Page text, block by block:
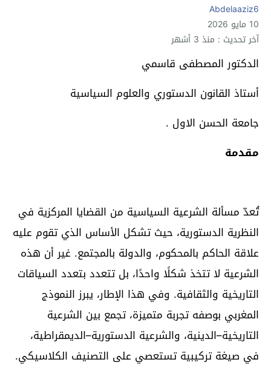
Abdelaaziz6
10 مايو 2026
آخر تحديث : منذ 3 أشهر
الدكتور المصطفى قاسمي
أستاذ القانون الدستوري والعلوم السياسية
جامعة الحسن الاول .
مقدمة
تُعدّ مسألة الشرعية السياسية من القضايا المركزية في
النظرية الدستورية، حيث تشكل الأساس الذي تقوم عليه
علاقة الحاكم بالمحكوم، والدولة بالمجتمع. غير أن هذه
الشرعية لا تتخذ شكلًا واحدًا، بل تتعدد بتعدد السياقات
التاريخية والثقافية. وفي هذا الإطار، يبرز النموذج
المغربي بوصفه تجربة متميزة، تجمع بين الشرعية
التاريخية–الدينية، والشرعية الدستورية–الديمقراطية،
في صيغة تركيبية تستعصي على التصنيف الكلاسيكي.